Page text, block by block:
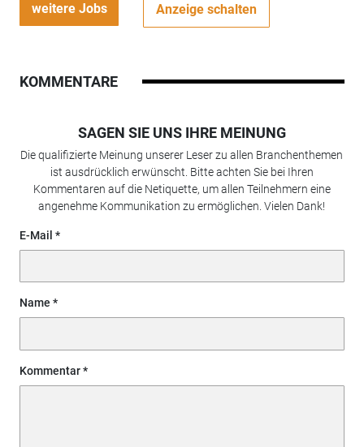
weitere Jobs Anzeige schalten
KOMMENTARE
SAGEN SIE UNS IHRE MEINUNG
Die qualifizierte Meinung unserer Leser zu allen Branchenthemen
ist ausdrücklich erwünscht. Bitte achten Sie bei Ihren
Kommentaren auf die Netiquette, um allen Teilnehmern eine
angenehme Kommunikation zu ermöglichen. Vielen Dank!
E-Mail
Name
Kommentar